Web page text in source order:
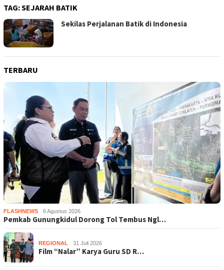
TAG:SEJARAH BATIK
Sekilas Perjalanan Batik di Indonesia
TERBARU
FLASHNEWS 6 Agustus 2026
Pemkab Gunungkidul Dorong Tol Tembus Ngl…
REGIONAL 31 Juli 2026
Film “Nalar” Karya Guru SD R…